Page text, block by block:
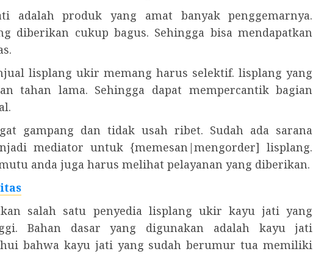
adalah produk yang amat banyak penggemarnya.
diberikan cukup bagus. Sehingga bisa mendapatkan
lisplang ukir memang harus selektif. lisplang yang
tahan lama. Sehingga dapat mempercantik bagian
gampang dan tidak usah ribet. Sudah ada sarana
mediator untuk {memesan|mengorder] lisplang.
anda juga harus melihat pelayanan yang diberikan.
salah satu penyedia lisplang ukir kayu jati yang
Bahan dasar yang digunakan adalah kayu jati
bahwa kayu jati yang sudah berumur tua memiliki